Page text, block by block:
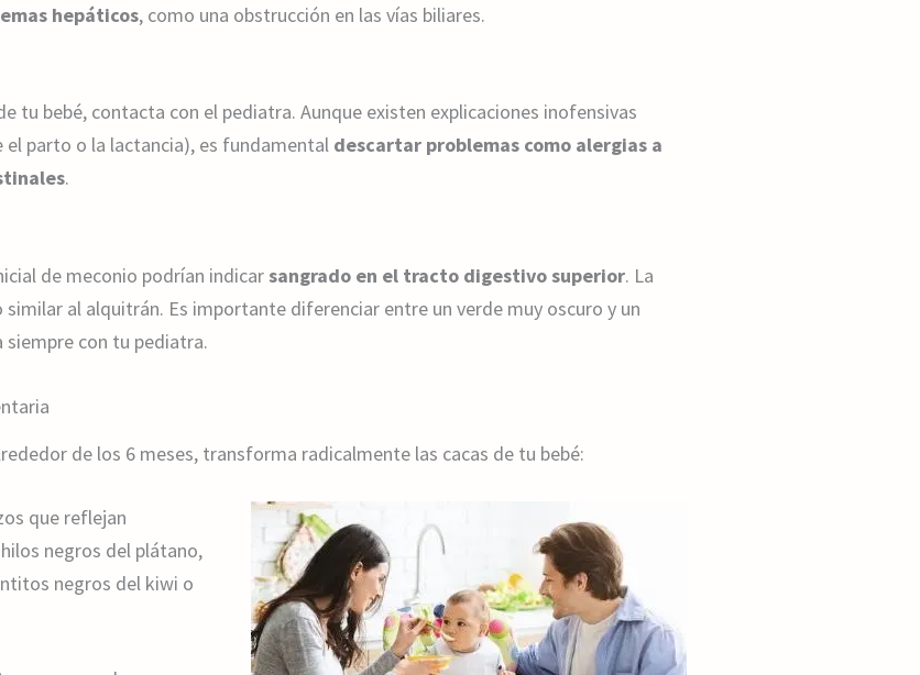
hepáticos, como una obstrucción en las vías biliares.
tu bebé, contacta con el pediatra. Aunque existen explicaciones inofensivas
parto o la lactancia), es fundamental descartar problemas como alergias a
.
de meconio podrían indicarsangrado en el tracto digestivo superior. La
al alquitrán. Es importante diferenciar entre un verde muy oscuro y un
con tu pediatra.
de los 6 meses, transforma radicalmente las cacas de tu bebé:
que reflejan
negros del plátano,
negros del kiwi o